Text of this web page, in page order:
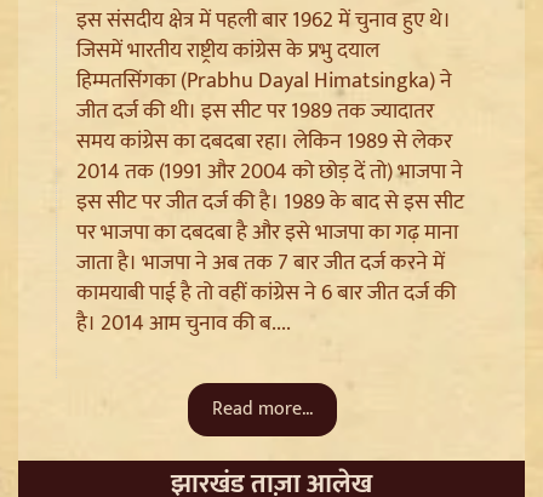
Jantar Mantar से अदालत तक: Brij Bhushan के खिलाफ
यौन उत्पीड़न मामले में Legal Battle का अंत
इस संसदीय क्षेत्र में पहली बार 1962 में चुनाव हुए थे।
जिसमें भारतीय राष्ट्रीय कांग्रेस के प्रभु दयाल
हिम्मतसिंगका (Prabhu Dayal Himatsingka) ने
जीत दर्ज की थी। इस सीट पर 1989 तक ज्यादातर
समय कांग्रेस का दबदबा रहा। लेकिन 1989 से लेकर
2014 तक (1991 और 2004 को छोड़ दें तो) भाजपा ने
इस सीट पर जीत दर्ज की है। 1989 के बाद से इस सीट
पर भाजपा का दबदबा है और इसे भाजपा का गढ़ माना
जाता है। भाजपा ने अब तक 7 बार जीत दर्ज करने में
कामयाबी पाई है तो वहीं कांग्रेस ने 6 बार जीत दर्ज की
है। 2014 आम चुनाव की ब....
Read more...
झारखंड ताज़ा आलेख